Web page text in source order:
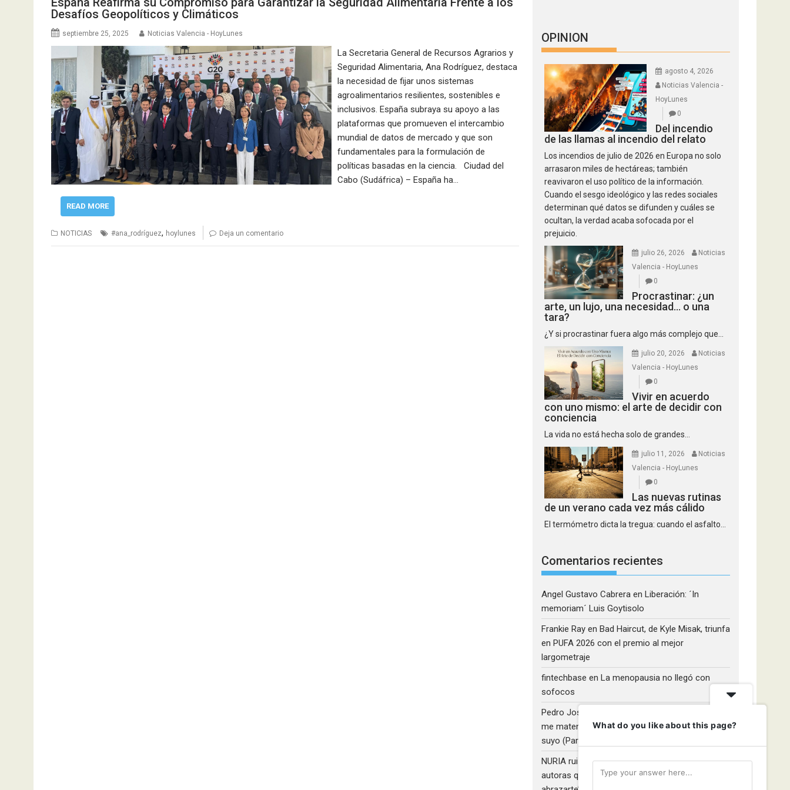
Desafíos Geopolíticos y Climáticos
septiembre 25, 2025 Noticias Valencia - HoyLunes
La Secretaria General de Recursos Agrarios y
Seguridad Alimentaria, Ana Rodríguez, destaca
la necesidad de fijar unos sistemas
agroalimentarios resilientes, sostenibles e
inclusivos. España subraya su apoyo a las
plataformas que promueven el intercambio
mundial de datos de mercado y que son
fundamentales para la formulación de
políticas basadas en la ciencia. Ciudad del
Cabo (Sudáfrica) – España ha…
READ MORE
NOTICIAS #ana_rodríguez, hoylunes Deja un comentario
OPINION
agosto 4, 2026
Noticias Valencia -
HoyLunes
0
Del incendio
de las llamas al incendio del relato
Los incendios de julio de 2026 en Europa no solo
arrasaron miles de hectáreas; también
reavivaron el uso político de la información.
Cuando el sesgo ideológico y las redes sociales
determinan qué datos se difunden y cuáles se
ocultan, la verdad acaba sofocada por el
prejuicio.
julio 26, 2026
Noticias
Valencia - HoyLunes
0
Procrastinar: ¿un
arte, un lujo, una necesidad… o una
tara?
¿Y si procrastinar fuera algo más complejo que...
julio 20, 2026
Noticias
Valencia - HoyLunes
0
Vivir en acuerdo
con uno mismo: el arte de decidir con
conciencia
La vida no está hecha solo de grandes...
julio 11, 2026
Noticias
Valencia - HoyLunes
0
Las nuevas rutinas
de un verano cada vez más cálido
El termómetro dicta la tregua: cuando el asfalto...
Comentarios recientes
Angel Gustavo Cabrera en Liberación: ´In
memoriam´ Luis Goytisolo
Frankie Ray en Bad Haircut, de Kyle Misak, triunfa
en PUFA 2026 con el premio al mejor
largometraje
fintechbase en La menopausia no llegó con
sofocos
Pedro José Camacho Barrios
me maten!»: El Rulfo que el cine venezolano hizo
suyo (Parte 2)
NURIA ruiz fernandezenLibros que nadie lee y
autoras que no hacen ruido: Redescubriendo ‘Y
What do you like about this page?